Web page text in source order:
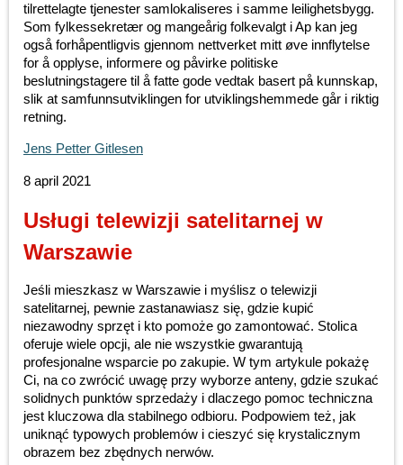
tilrettelagte tjenester samlokaliseres i samme leilighetsbygg.
Som fylkessekretær og mangeårig folkevalgt i Ap kan jeg
også forhåpentligvis gjennom nettverket mitt øve innflytelse
for å opplyse, informere og påvirke politiske
beslutningstagere til å fatte gode vedtak basert på kunnskap,
slik at samfunnsutviklingen for utviklingshemmede går i riktig
retning.
Jens Petter Gitlesen
8 april 2021
Usługi telewizji satelitarnej w
Warszawie
Jeśli mieszkasz w Warszawie i myślisz o telewizji
satelitarnej, pewnie zastanawiasz się, gdzie kupić
niezawodny sprzęt i kto pomoże go zamontować. Stolica
oferuje wiele opcji, ale nie wszystkie gwarantują
profesjonalne wsparcie po zakupie. W tym artykule pokażę
Ci, na co zwrócić uwagę przy wyborze anteny, gdzie szukać
solidnych punktów sprzedaży i dlaczego pomoc techniczna
jest kluczowa dla stabilnego odbioru. Podpowiem też, jak
uniknąć typowych problemów i cieszyć się krystalicznym
obrazem bez zbędnych nerwów.